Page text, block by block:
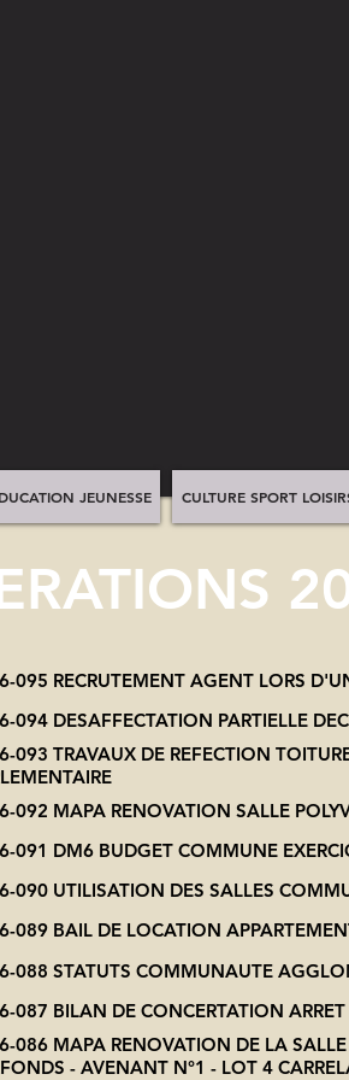
JEUNESSE CULTURE SPORT
095 RECRUTEMENT AGENT LORS
094 DESAFFECTATION PARTIELLE
093 TRAVAUX DE REFECTION
092 MAPA RENOVATION SALLE
091 DM6 BUDGET COMMUNE
090 UTILISATION DES SALLES
089 BAIL DE LOCATION
088 STATUTS COMMUNAUTE
087 BILAN DE CONCERTATION
086 MAPA RENOVATION DE LA
- AVENANT N°1 - LOT 4